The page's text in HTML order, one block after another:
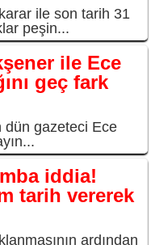
ile son tarih 31
peşin...
ile Ece
geç fark
dün gazeteci Ece
iddia!
tarih vererek
ardından